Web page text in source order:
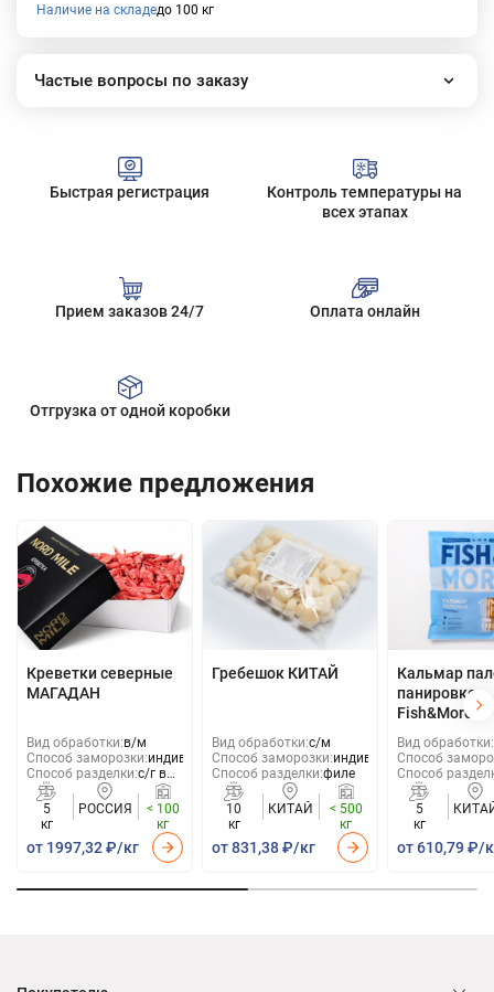
Наличие на складедо 100 кг
Частые вопросы по заказу
Сколько стоит доставка?
Все вопросы
Быстрая регистрация
Контроль температуры на
всех этапах
Прием заказов 24/7 Оплата онлайн
Отгрузка от одной коробки
Похожие предложения
Креветки северные
МАГАДАН
Вид обработки:в/м
Способ заморозки:индивид
Способ разделки:с/г в
панц.
5
кг
РОССИЯ
< 100
кг
от 1997,32 ₽/кг
Гребешок КИТАЙ
Вид обработки:с/м
Способ заморозки:индивид
Способ разделки:филе
10
кг
КИТАЙ
< 500
кг
от 831,38 ₽/кг
Кальмар
панировке,
Fish&More
Вид обработки:
Способ
Способ
5
кг
от 610,79 ₽/